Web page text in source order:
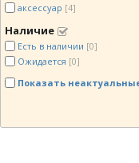
аксессуар [4]
Наличие
Есть в наличии [0]
Ожидается [0]
Показать